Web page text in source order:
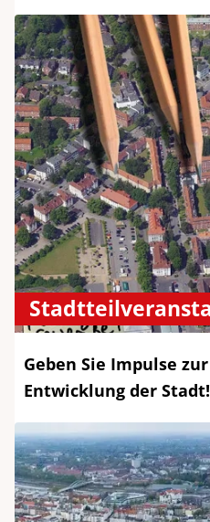
Geben Sie Impulse
Entwicklung der Stadt!